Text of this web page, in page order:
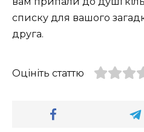
списку для вашого
друга.
Оцініть статтю